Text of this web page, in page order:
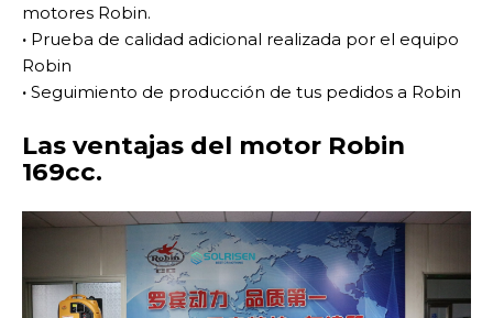
motores Robin.
· Prueba de calidad adicional realizada por el equipo
Robin
· Seguimiento de producción de tus pedidos a Robin
Las ventajas del motor Robin
169cc.